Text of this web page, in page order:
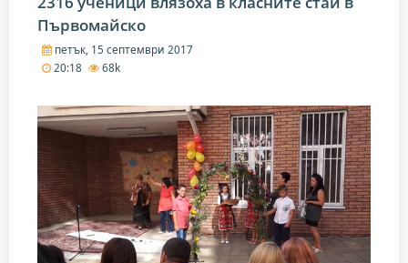
Първомайско
петък, 15 септември 2017
20:18
68k